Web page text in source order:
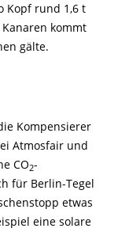
Kopf rund 1,6 t
kommt
gälte.
Kompensierer
Atmosfair und
CO2-
für Berlin-Tegel
etwas
eine solare